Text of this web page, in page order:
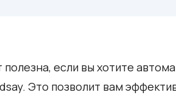
если вы хотите
Это позволит вам